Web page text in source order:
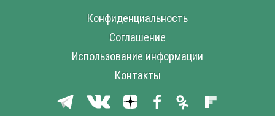
Конфиденциальность
Соглашение
Использование информации
Контакты